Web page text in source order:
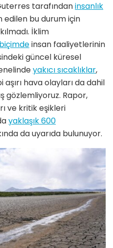
tarafındaninsanlık
edilen bu durum için
İklim
insan faaliyetlerinin
güncel küresel
yakıcı sıcaklıklar,
aşırı hava olayları da dahil
gözlemliyoruz. Rapor,
ve kritik eşikleri
yaklaşık 600
da uyarıda bulunuyor.